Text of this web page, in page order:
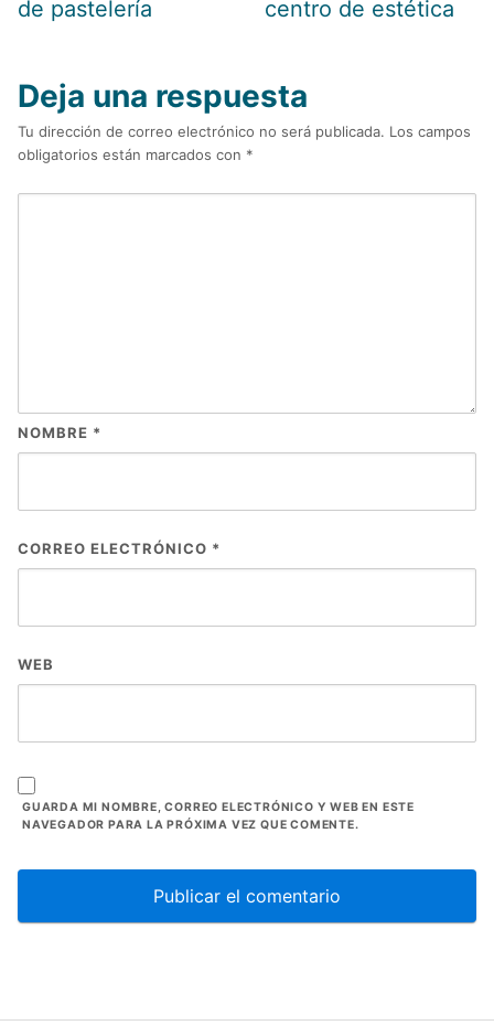
de pastelería
centro de estética
Deja una respuesta
Tu dirección de correo electrónico no será publicada. Los campos
obligatorios están marcados con *
NOMBRE *
CORREO ELECTRÓNICO *
WEB
GUARDA MI NOMBRE, CORREO ELECTRÓNICO Y WEB EN ESTE
NAVEGADOR PARA LA PRÓXIMA VEZ QUE COMENTE.